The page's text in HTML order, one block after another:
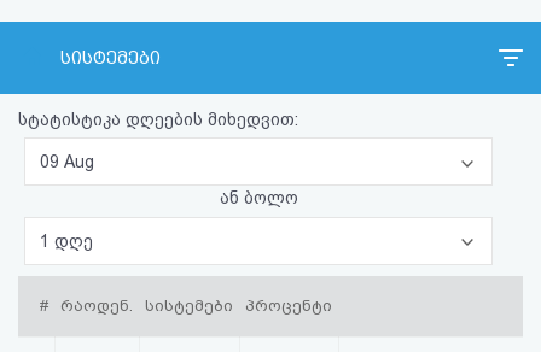
კითხვა-
პასუხი
ავტორიზაცია
რეგისტრაცია
აღდგენა
სისტემები
სტატისტიკა დღეების მიხედვით:
09 Aug
ან ბოლო
1 დღე
# რაოდენ. სისტემები პროცენტი